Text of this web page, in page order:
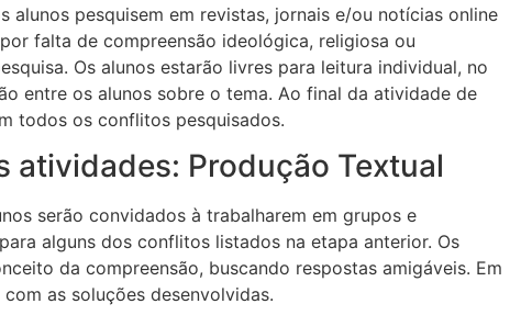
alunos pesquisem em revistas, jornais e/ou notícias online
falta de compreensão ideológica, religiosa ou
Os alunos estarão livres para leitura individual, no
entre os alunos sobre o tema. Ao final da atividade de
todos os conflitos pesquisados.
atividades: Produção Textual
serão convidados à trabalharem em grupos e
alguns dos conflitos listados na etapa anterior. Os
da compreensão, buscando respostas amigáveis. Em
as soluções desenvolvidas.